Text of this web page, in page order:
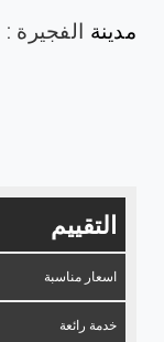
مدينة الفجيرة :
التقييم
اسعار مناسبة
خدمة رائعة